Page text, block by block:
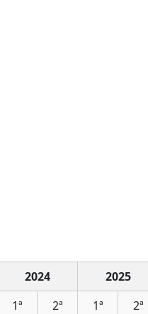
2024
2025
1ª
2ª
1ª
2ª